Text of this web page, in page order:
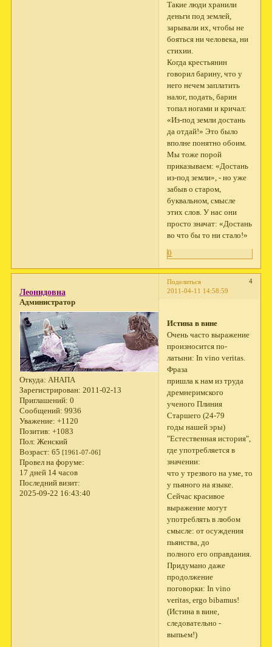
Такие люди хранили
деньги под землей,
зарывали их, чтобы не
бояться ни человека, ни
стихии.
Когда крестьянин
говорил барину, что у
него нечем заплатить
налог, подать, барин
топал ногами и кричал:
«Из-под земли достань
да отдай!» Это было
вполне понятно обоим.
Мы тоже порой
приказываем: «Достань
из-под земли», - но уже
забыв о старом,
буквальном, смысле
этих слов. У нас они
просто значат: «Достань
во что бы то ни стало!»
0
Поделиться
4
2011-04-11 14:58:59
Леонидовна
Администратор
Откуда: АНАПА
Зарегистрирован: 2011-02-13
Приглашений: 0
Сообщений: 9936
Уважение: +1120
Позитив: +1083
Пол: Женский
Возраст: 65 [1961-07-06]
Провел на форуме:
17 дней 14 часов
Последний визит:
2025-09-22 16:43:40
Истина в вине
Очень часто выражение
произносится по-
латыни: In vino veritas.
Фраза
пришла к нам из труда
дремнеримского
ученого Плиния
Старшего (24-79
годы нашей эры)
"Естественная история",
где употребляется в
значении:
что у трезвого на уме, то
у пьяного на языке.
Сейчас красивое
выражение могут
употреблять в любом
смысле: от осуждения
пьянства, до
полного его оправдания.
Придумано даже
продолжение
поговорки: In vino
veritas, ergo bibamus!
(Истина в вине,
следовательно -
выпьем!)